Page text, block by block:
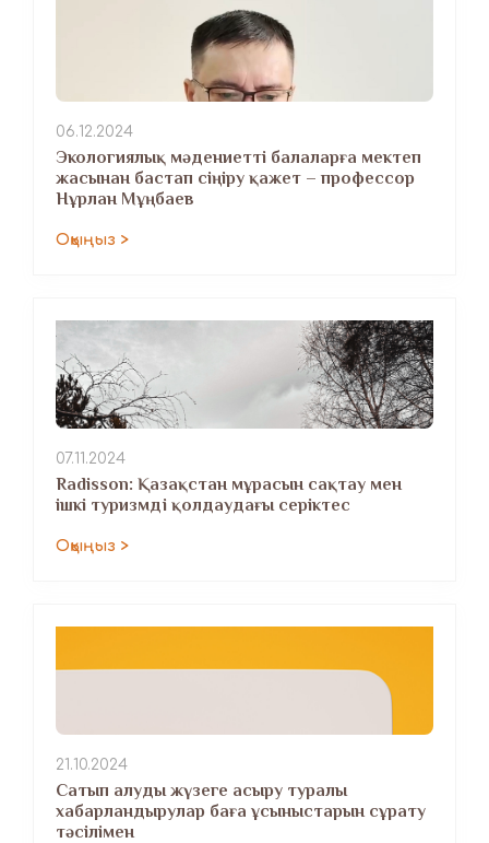
06.12.2024
Экологиялық мәдениетті балаларға мектеп
жасынан бастап сіңіру қажет – профессор
Нұрлан Мұңбаев
Оқыңыз >
07.11.2024
Radisson: Қазақстан мұрасын сақтау мен
ішкі туризмді қолдаудағы серіктес
Оқыңыз >
21.10.2024
Сатып алуды жүзеге асыру туралы
хабарландырулар баға ұсыныстарын сұрату
тәсілімен